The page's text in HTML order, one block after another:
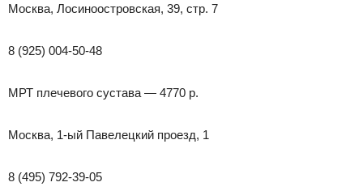
Москва, Лосиноостровская, 39, стр. 7
8 (925) 004-50-48
МРТ плечевого сустава — 4770 р.
Москва, 1-ый Павелецкий проезд, 1
8 (495) 792-39-05